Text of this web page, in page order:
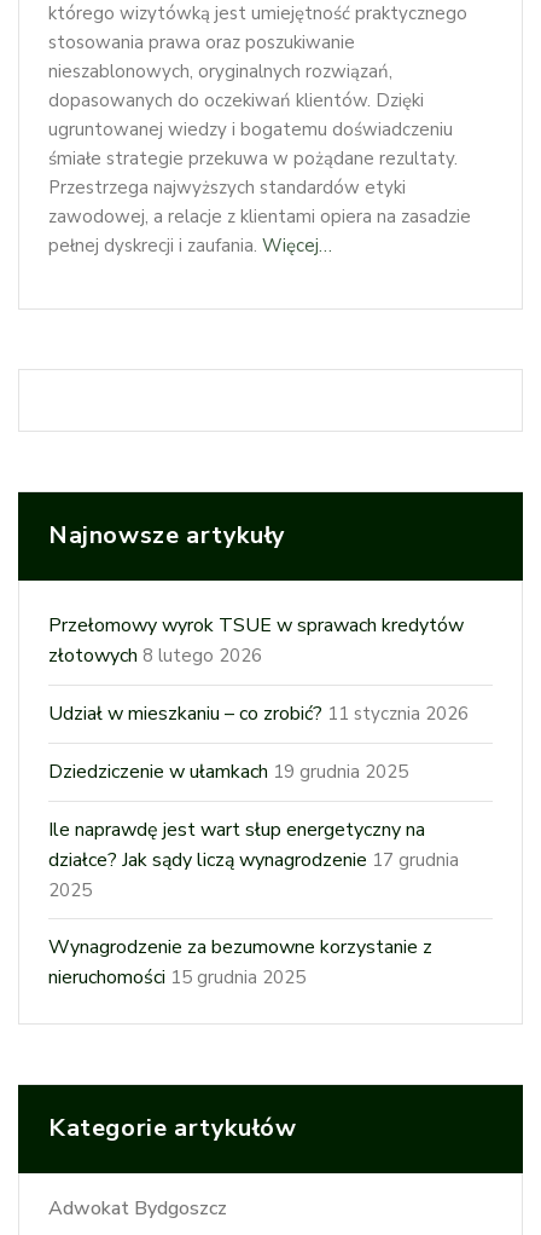
którego wizytówką jest umiejętność praktycznego
stosowania prawa oraz poszukiwanie
nieszablonowych, oryginalnych rozwiązań,
dopasowanych do oczekiwań klientów. Dzięki
ugruntowanej wiedzy i bogatemu doświadczeniu
śmiałe strategie przekuwa w pożądane rezultaty.
Przestrzega najwyższych standardów etyki
zawodowej, a relacje z klientami opiera na zasadzie
pełnej dyskrecji i zaufania. Więcej…
Najnowsze artykuły
Przełomowy wyrok TSUE w sprawach kredytów
złotowych 8 lutego 2026
Udział w mieszkaniu – co zrobić? 11 stycznia 2026
Dziedziczenie w ułamkach 19 grudnia 2025
Ile naprawdę jest wart słup energetyczny na
działce? Jak sądy liczą wynagrodzenie 17 grudnia
2025
Wynagrodzenie za bezumowne korzystanie z
nieruchomości 15 grudnia 2025
Kategorie artykułów
Adwokat Bydgoszcz